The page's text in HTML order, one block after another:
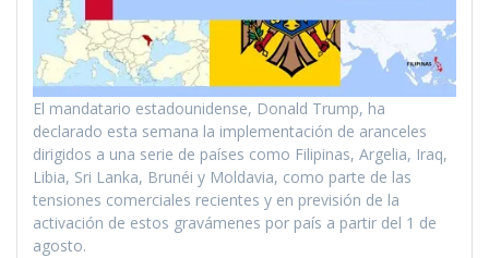
El mandatario estadounidense, Donald Trump, ha
declarado esta semana la implementación de aranceles
dirigidos a una serie de países como Filipinas, Argelia, Iraq,
Libia, Sri Lanka, Brunéi y Moldavia, como parte de las
tensiones comerciales recientes y en previsión de la
activación de estos gravámenes por país a partir del 1 de
agosto.